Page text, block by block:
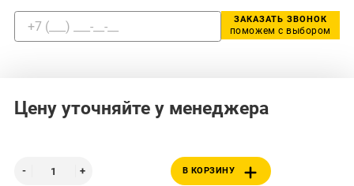
ЗАКАЗАТЬ ЗВОНОК
поможем с выбором
Цену уточняйте у менеджера
В КОРЗИНУ